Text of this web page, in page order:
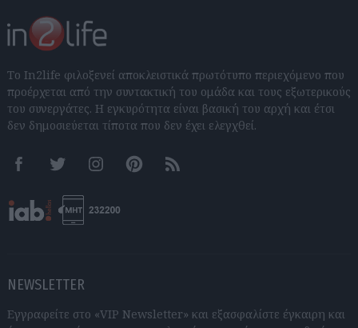
Το In2life φιλοξενεί αποκλειστικά πρωτότυπο περιεχόμενο που
προέρχεται από την συντακτική του ομάδα και τους εξωτερικούς
του συνεργάτες. Η εγκυρότητα είναι βασική του αρχή και έτσι
δεν δημοσιεύεται τίποτα που δεν έχει ελεγχθεί.
FacebookTwitter InstagramPinterestRSS feeds
NEWSLETTER
Εγγραφείτε στο «VIP Newsletter» και εξασφαλίστε έγκαιρη και